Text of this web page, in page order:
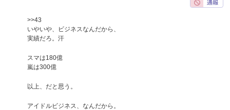
>>43
いやいや、ビジネスなんだから、
実績だろ。汗
スマは180億
嵐は300億
以上、だと思う。
アイドルビジネス、なんだから。